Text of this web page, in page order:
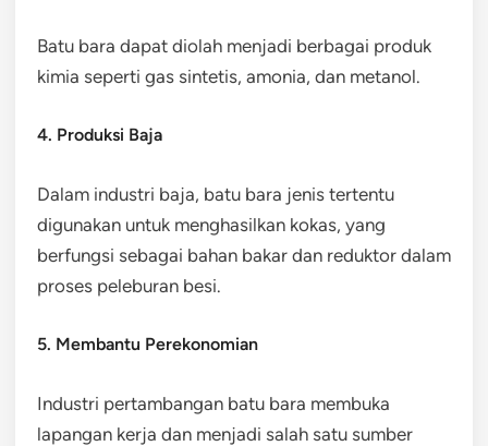
Batu bara dapat diolah menjadi berbagai produk
kimia seperti gas sintetis, amonia, dan metanol.
4. Produksi Baja
Dalam industri baja, batu bara jenis tertentu
digunakan untuk menghasilkan kokas, yang
berfungsi sebagai bahan bakar dan reduktor dalam
proses peleburan besi.
5. Membantu Perekonomian
Industri pertambangan batu bara membuka
lapangan kerja dan menjadi salah satu sumber